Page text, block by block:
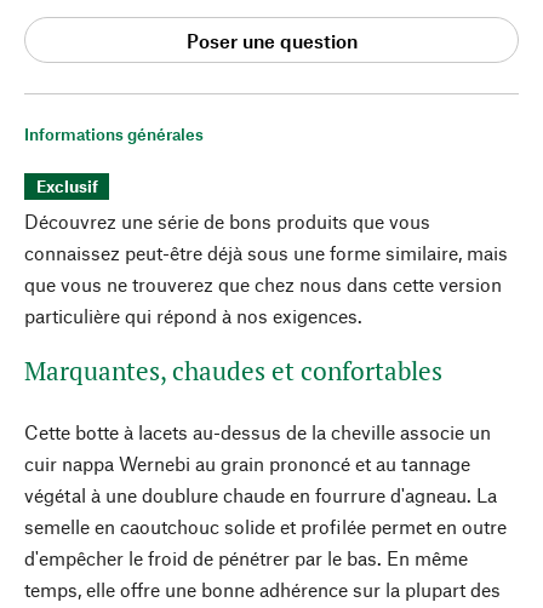
Informations générales
Exclusif
Découvrez une série de bons produits que vous
connaissez peut-être déjà sous une forme similaire, mais
que vous ne trouverez que chez nous dans cette version
particulière qui répond à nos exigences.
Marquantes, chaudes et confortables
Cette botte à lacets au-dessus de la cheville associe un
cuir nappa Wernebi au grain prononcé et au tannage
végétal à une doublure chaude en fourrure d'agneau. La
semelle en caoutchouc solide et profilée permet en outre
d'empêcher le froid de pénétrer par le bas. En même
temps, elle offre une bonne adhérence sur la plupart des
Poser une question